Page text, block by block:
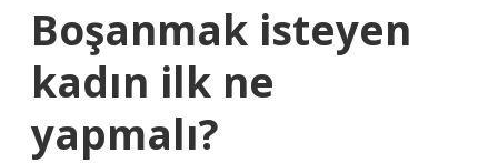
Boşanmak isteyen
kadın ilk ne
yapmalı?